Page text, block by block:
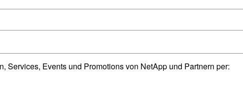
Services, Events und Promotions von NetApp und Partnern per: